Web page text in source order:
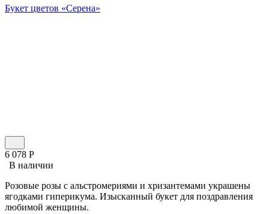
Букет цветов «Серена»
6 078 Р
В наличии
Розовые розы с альстромериями и хризантемами украшены
ягодками гиперикума. Изысканный букет для поздравления
любимой женщины.